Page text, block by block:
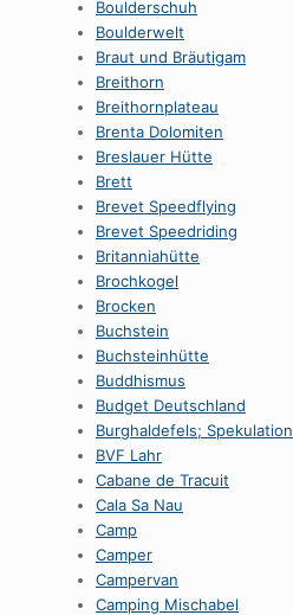
Boulderschuh
Boulderwelt
Braut und Bräutigam
Breithorn
Breithornplateau
Brenta Dolomiten
Breslauer Hütte
Brett
Brevet Speedflying
Brevet Speedriding
Britanniahütte
Brochkogel
Brocken
Buchstein
Buchsteinhütte
Buddhismus
Budget Deutschland
Burghaldefels; Spekulation
BVF Lahr
Cabane de Tracuit
Cala Sa Nau
Camp
Camper
Campervan
Camping Mischabel